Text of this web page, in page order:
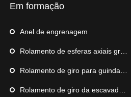
Em formação
Anel de engrenagem
Rolamento de esferas axiais grande
Rolamento de giro para guindaste de navio
Rolamento de giro da escavadeira